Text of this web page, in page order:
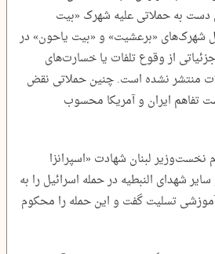
دست به حملاتی علیه شهرک «بیت
شهرک‌های «برعشیت» و «بیت یاحون» در
از وقوع تلفات یا خسارت‌های
منتشر نشده است. چنین حملاتی نقض
تفاهم ایران و آمریکا محسوب
لبنان شهادت «اسپرانزا
شهدای النبطیه در حمله اسرائیل را به
آموزشی تسلیت گفت و این حمله را محکوم